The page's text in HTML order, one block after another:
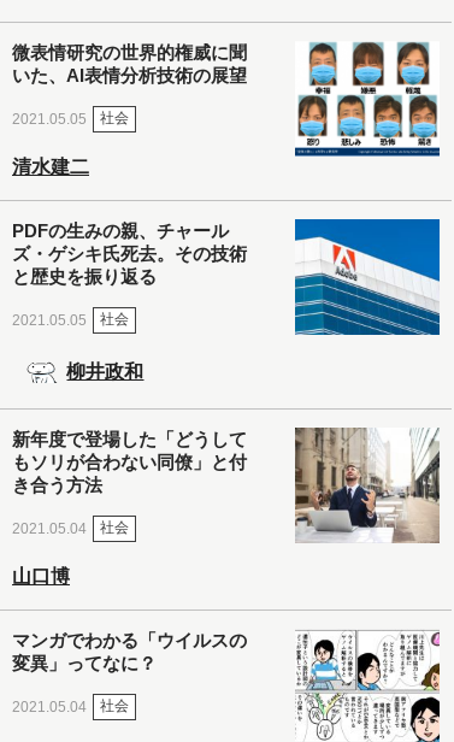
微表情研究の世界的権威に聞
いた、AI表情分析技術の展望
2021.05.05 社会
清水建二
PDFの生みの親、チャール
ズ・ゲシキ氏死去。その技術
と歴史を振り返る
2021.05.05 社会
柳井政和
新年度で登場した「どうして
もソリが合わない同僚」と付
き合う方法
2021.05.04 社会
山口博
マンガでわかる「ウイルスの
変異」ってなに？
2021.05.04 社会